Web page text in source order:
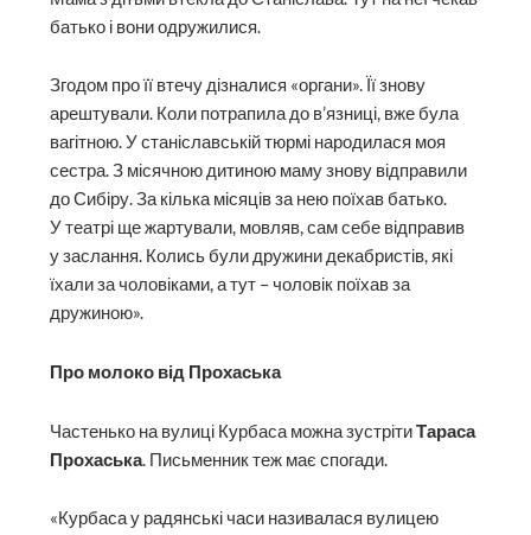
батько і вони одружилися.
Згодом про її втечу дізналися «органи». Її знову
арештували. Коли потрапила до в’язниці, вже була
вагітною. У станіславській тюрмі народилася моя
сестра. З місячною дитиною маму знову відправили
до Сибіру. За кілька місяців за нею поїхав батько.
У театрі ще жартували, мовляв, сам себе відправив
у заслання. Колись були дружини декабристів, які
їхали за чоловіками, а тут – чоловік поїхав за
дружиною».
Про молоко від Прохаська
Частенько на вулиці Курбаса можна зустрітиТараса
Прохаська. Письменник теж має спогади.
«Курбаса у радянські часи називалася вулицею